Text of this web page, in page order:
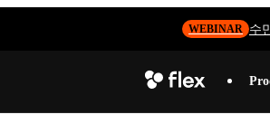
WEBINAR 수